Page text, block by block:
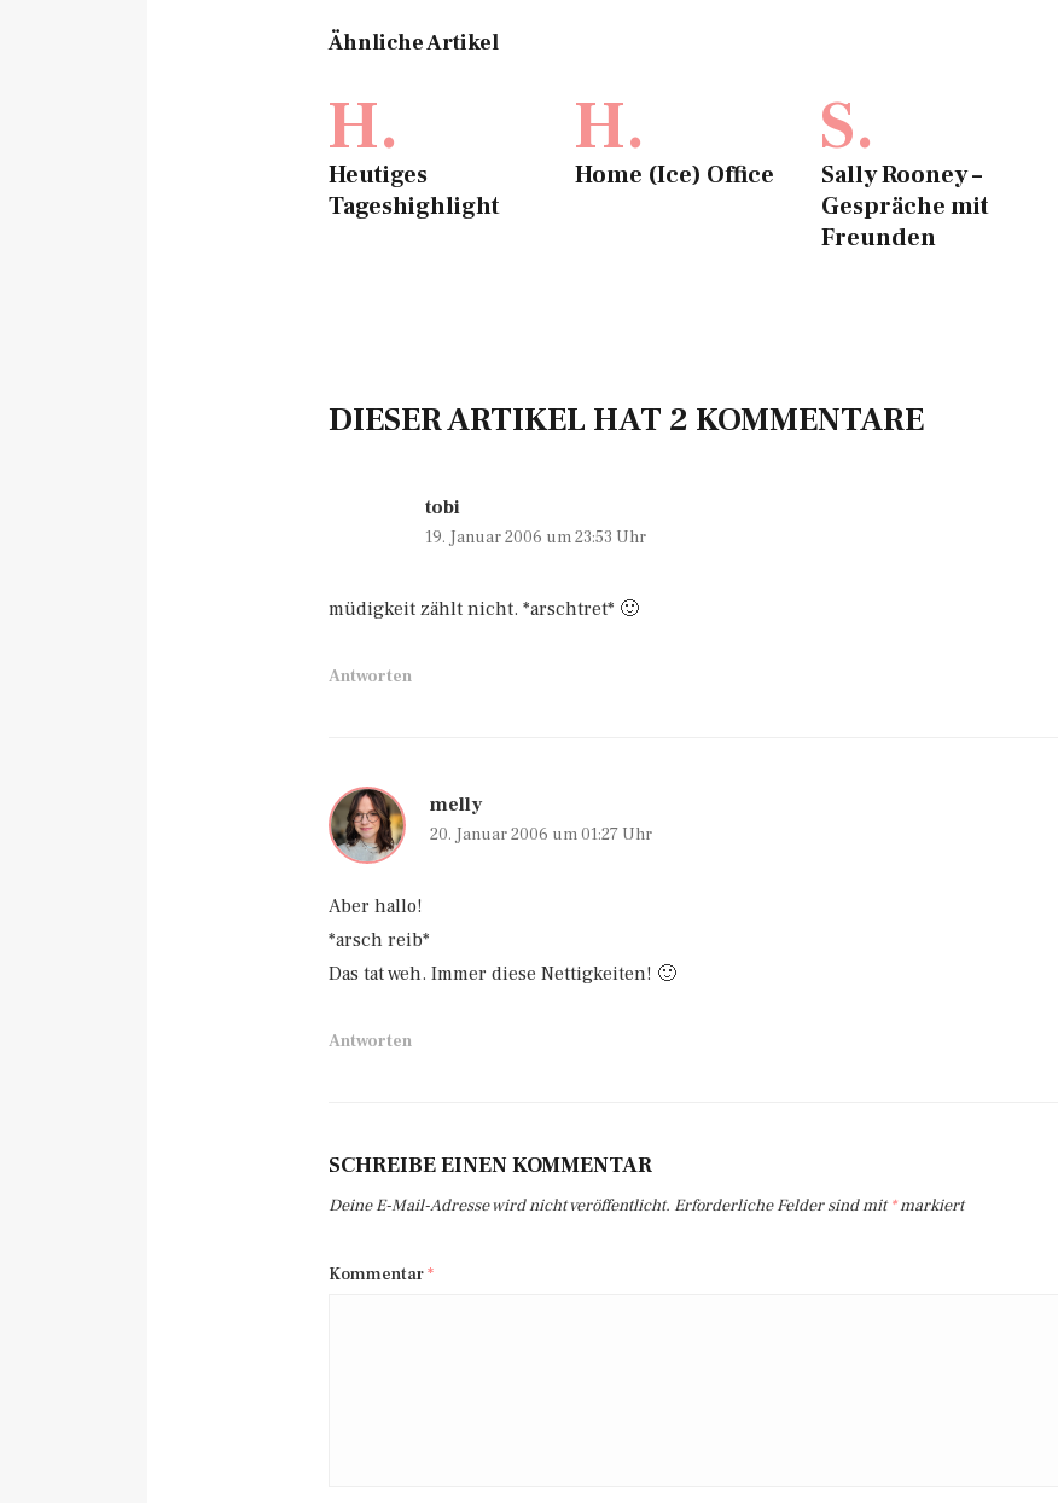
Ähnliche Artikel
H.
Heutiges
Tageshighlight
H.
Home (Ice) Office
S.
Sally Rooney –
Gespräche mit
Freunden
DIESER ARTIKEL HAT 2 KOMMENTARE
tobi
19. Januar 2006 um 23:53 Uhr
müdigkeit zählt nicht. *arschtret* 🙂
Antworten
melly
20. Januar 2006 um 01:27 Uhr
Aber hallo!
*arsch reib*
Das tat weh. Immer diese Nettigkeiten! 🙂
Antworten
SCHREIBE EINEN KOMMENTAR
Deine E-Mail-Adresse wird nicht veröffentlicht. Erforderliche Felder sind mit*markiert
Kommentar*